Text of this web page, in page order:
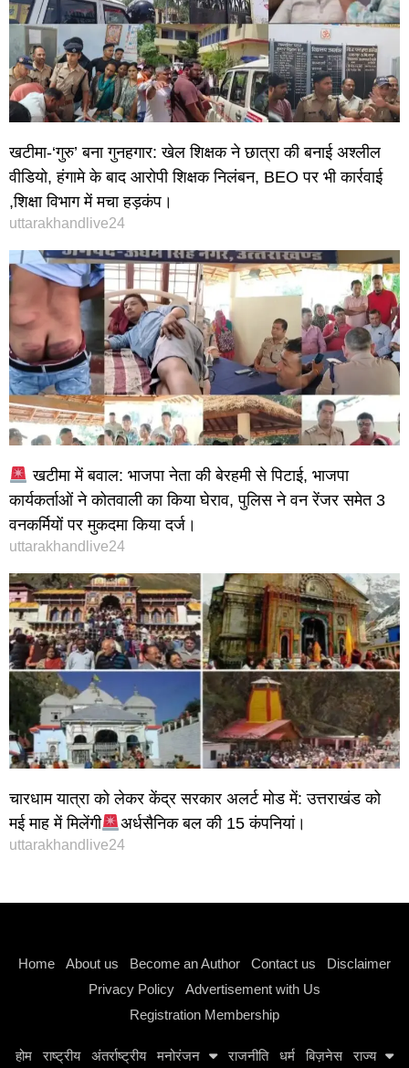
खटीमा-‘गुरु’ बना गुनहगार: खेल शिक्षक ने छात्रा की बनाई अश्लील
वीडियो, हंगामे के बाद आरोपी शिक्षक निलंबन, BEO पर भी कार्रवाई
,शिक्षा विभाग में मचा हड़कंप।
uttarakhandlive24
खटीमा में बवाल: भाजपा नेता की बेरहमी से पिटाई, भाजपा
कार्यकर्ताओं ने कोतवाली का किया घेराव, पुलिस ने वन रेंजर समेत 3
वनकर्मियों पर मुकदमा किया दर्ज।
uttarakhandlive24
चारधाम यात्रा को लेकर केंद्र सरकार अलर्ट मोड में: उत्तराखंड को
मई माह में मिलेंगी
अर्धसैनिक बल की 15 कंपनियां।
uttarakhandlive24
Home About us Become an Author Contact us
Disclaimer
Privacy Policy
Advertisement with Us
Registration Membership
होम राष्ट्रीय अंतर्राष्ट्रीय मनोरंजन राजनीति धर्म बिज़नेस
राज्य